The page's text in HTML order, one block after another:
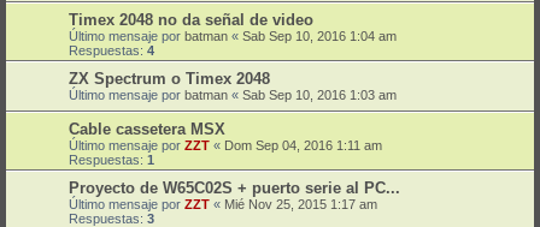
Timex 2048 no da señal de video
Último mensaje por batman « Sab Sep 10, 2016 1:04 am
Respuestas: 4
ZX Spectrum o Timex 2048
Último mensaje por batman « Sab Sep 10, 2016 1:03 am
Cable cassetera MSX
Último mensaje por ZZT « Dom Sep 04, 2016 1:11 am
Respuestas: 1
Proyecto de W65C02S + puerto serie al PC...
Último mensaje por ZZT « Mié Nov 25, 2015 1:17 am
Respuestas: 3